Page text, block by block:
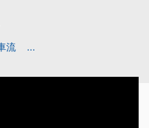
流 ...